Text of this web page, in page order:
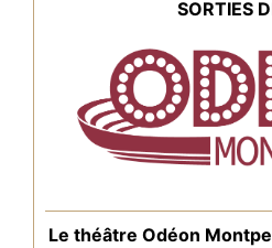
SORTIES
Le théâtre Odéon